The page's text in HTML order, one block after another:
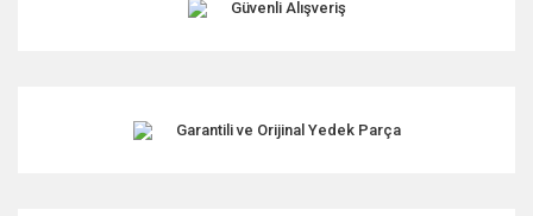
Güvenli Alışveriş
Garantili ve Orijinal Yedek Parça